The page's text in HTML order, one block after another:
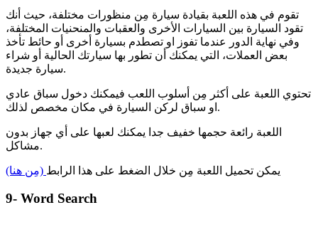
تقوم في هذه اللعبة بقيادة سيارة مِن منظورات مختلفة، حيث أنك
تقود السيارة بين السيارات الأخرى والعقبات والمنحنيات المختلفة،
وفي نهاية الدور عندما تفوز او تصطدم بسيارة أخرى أو حائط تأخذ
بعض العملات، التي يمكنك أن تطور بها سيارتك الحالية أو شراء
سيارة جديدة.
تحتوي اللعبة على أكثر مِن أسلوب اللعب فيمكنك دخول سباق عادي
او سباق لركن السيارة في مكان مخصص لذلك.
اللعبة رائعة حجمها خفيف جدا يمكنك لعبها على أي جهاز بدون
مشاكل.
يمكن تحميل اللعبة مِن خلال الضغط على هذا الرابط (مِن هنا)
9- Word Search